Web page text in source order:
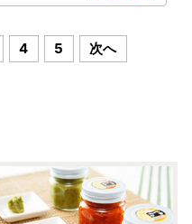
4 5 次へ